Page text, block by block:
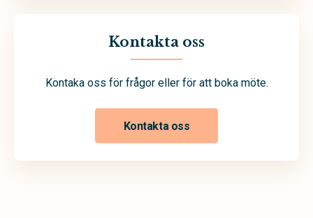
Kontakta oss
Kontaka oss för frågor eller för att boka möte.
Kontakta oss